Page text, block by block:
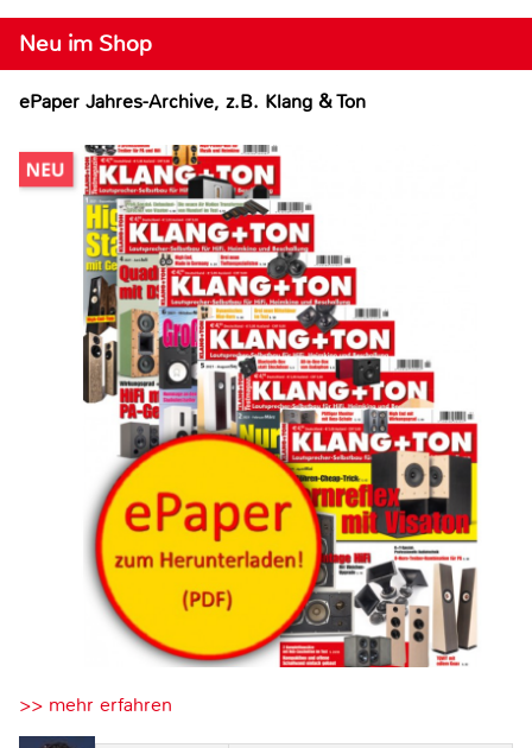
Neu im Shop
ePaper Jahres-Archive, z.B. Klang & Ton
>> mehr erfahren